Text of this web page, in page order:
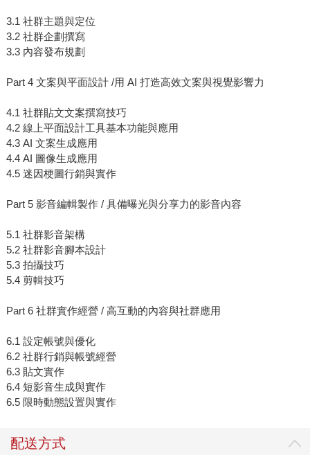
3.1 社群主題與定位
3.2 社群企劃撰寫
3.3 內容發布規劃
Part 4 文案與平面設計 /用 AI 打造高效文案與視覺影響力
4.1 社群貼文文案撰寫技巧
4.2 線上平面設計工具基本功能與應用
4.3 AI 文案生成應用
4.4 AI 圖像生成應用
4.5 迷因梗圖行銷與實作
Part 5 影音編輯製作 / 具備曝光與分享力的影音內容
5.1 社群影音架構
5.2 社群影音腳本設計
5.3 拍攝技巧
5.4 剪輯技巧
Part 6 社群實作經營 / 高互動的內容與社群應用
6.1 設定帳號與優化
6.2 社群行銷與帳號經營
6.3 貼文實作
6.4 短影音生成與實作
6.5 限時動態設置與實作
配送方式